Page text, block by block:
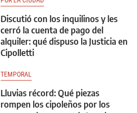
Discutió con los inquilinos y les
cerró la cuenta de pago del
alquiler: qué dispuso la Justicia en
Cipolletti
TEMPORAL
Lluvias récord: Qué piezas
rompen los cipoleños por los